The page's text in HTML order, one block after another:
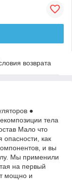
возврата
●
тела
Мало что
как
и вы
Мы применили
на первый
мощно и